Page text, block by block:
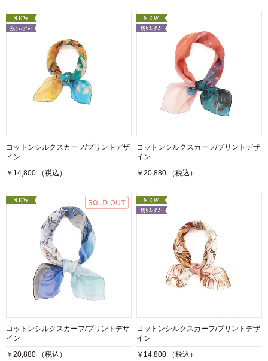
コットンシルクスカーフ/プリントデザ
イン
￥14,800 （税込）
コットンシルクスカーフ/プリントデザ
イン
￥20,880 （税込）
コットンシルクスカーフ/プリントデザ
イン
￥20,880 （税込）
コットンシルクスカーフ/プリントデザ
イン
￥14,800 （税込）